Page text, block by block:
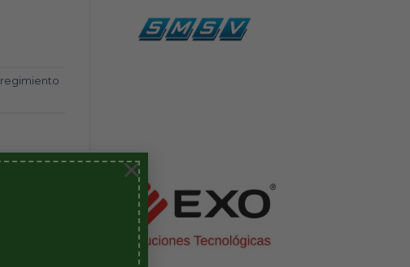
×
regimiento